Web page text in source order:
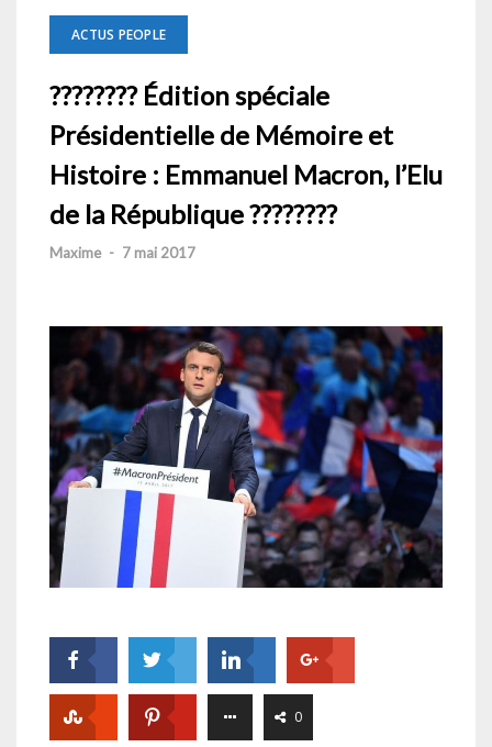
ACTUS PEOPLE
???????? Édition spéciale
Présidentielle de Mémoire et
Histoire : Emmanuel Macron, l’Elu
de la République ????????
Maxime - 7 mai 2017
0